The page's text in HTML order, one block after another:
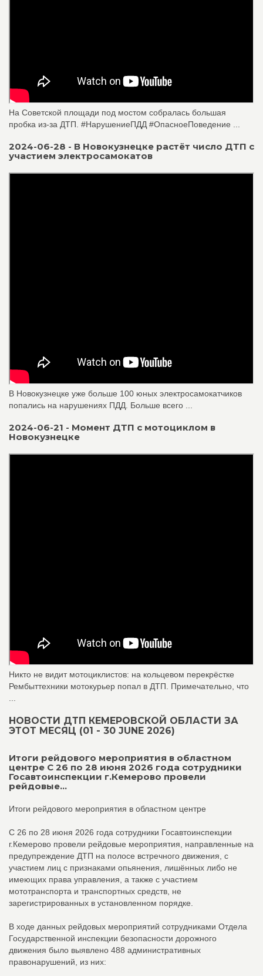
На Советской площади под мостом собралась большая
пробка из-за ДТП. #НарушениеПДД #ОпасноеПоведение ...
2024-06-28 - В Новокузнецке растёт число ДТП с
участием электросамокатов
В Новокузнецке уже больше 100 юных электросамокатчиков
попались на нарушениях ПДД. Больше всего ...
2024-06-21 - Момент ДТП с мотоциклом в
Новокузнецке
Никто не видит мотоциклистов: на кольцевом перекрёстке
Рембыттехники мотокурьер попал в ДТП. Примечательно, что
НОВОСТИ ДТП КЕМЕРОВСКОЙ ОБЛАСТИ ЗА
ЭТОТ МЕСЯЦ (01 - 30 JUNE 2026)
Итоги рейдового мероприятия в областном
центре С 26 по 28 июня 2026 года сотрудники
Госавтоинспекции г.Кемерово провели
рейдовые...
Итоги рейдового мероприятия в областном центре
С 26 по 28 июня 2026 года сотрудники Госавтоинспекции
г.Кемерово провели рейдовые мероприятия, направленные на
предупреждение ДТП на полосе встречного движения, с
участием лиц с признаками опьянения, лишённых либо не
имеющих права управления, а также с участием
мототранспорта и транспортных средств, не
зарегистрированных в установленном порядке.
В ходе данных рейдовых мероприятий сотрудниками Отдела
Государственной инспекции безопасности дорожного
движения было выявлено 488 административных
правонарушений, из них: